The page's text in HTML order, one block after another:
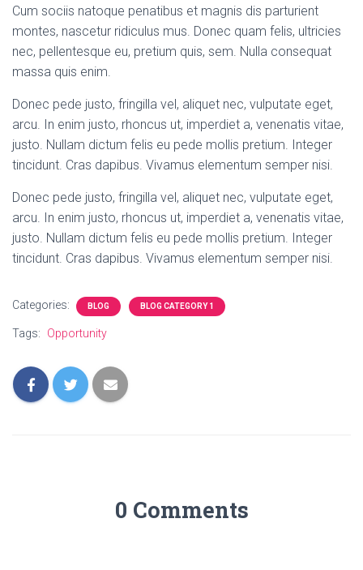
Cum sociis natoque penatibus et magnis dis parturient
montes, nascetur ridiculus mus. Donec quam felis, ultricies
nec, pellentesque eu, pretium quis, sem. Nulla consequat
massa quis enim.
Donec pede justo, fringilla vel, aliquet nec, vulputate eget,
arcu. In enim justo, rhoncus ut, imperdiet a, venenatis vitae,
justo. Nullam dictum felis eu pede mollis pretium. Integer
tincidunt. Cras dapibus. Vivamus elementum semper nisi.
Donec pede justo, fringilla vel, aliquet nec, vulputate eget,
arcu. In enim justo, rhoncus ut, imperdiet a, venenatis vitae,
justo. Nullam dictum felis eu pede mollis pretium. Integer
tincidunt. Cras dapibus. Vivamus elementum semper nisi.
Categories: BLOG BLOG CATEGORY 1
Tags: Opportunity
0 Comments